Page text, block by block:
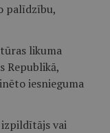
palīdzību,
likuma
Republikā,
iesnieguma
vai